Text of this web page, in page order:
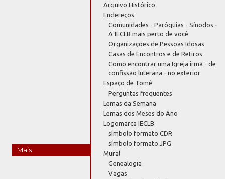
Mais
Arquivo Histórico
Endereços
Comunidades - Paróquias - Sínodos -
A IECLB mais perto de você
Organizações de Pessoas Idosas
Casas de Encontros e de Retiros
Como encontrar uma Igreja irmã - de
confissão luterana - no exterior
Espaço de Tomé
Perguntas frequentes
Lemas da Semana
Lemas dos Meses do Ano
Logomarca IECLB
símbolo formato CDR
símbolo formato JPG
Mural
Genealogia
Vagas